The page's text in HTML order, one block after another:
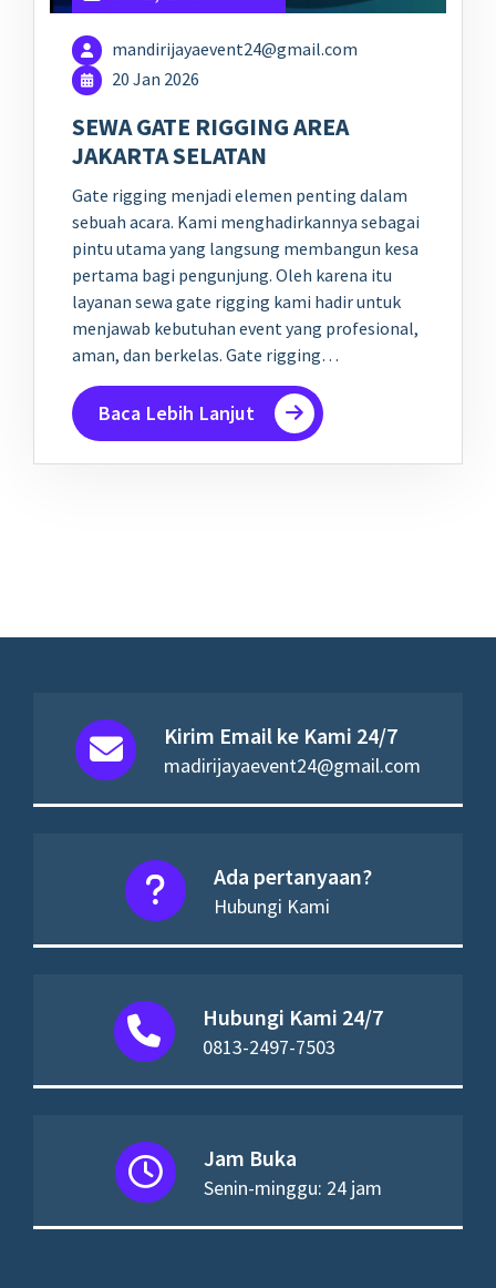
mandirijayaevent24@gmail.com
20 Jan 2026
SEWA GATE RIGGING AREA
JAKARTA SELATAN
Gate rigging menjadi elemen penting dalam
sebuah acara. Kami menghadirkannya sebagai
pintu utama yang langsung membangun kesa
pertama bagi pengunjung. Oleh karena itu
layanan sewa gate rigging kami hadir untuk
menjawab kebutuhan event yang profesional,
aman, dan berkelas. Gate rigging…
Baca Lebih Lanjut
Kirim Email ke Kami 24/7
madirijayaevent24@gmail.com
Ada pertanyaan?
Hubungi Kami
Hubungi Kami 24/7
0813-2497-7503
Jam Buka
Senin-minggu: 24 jam